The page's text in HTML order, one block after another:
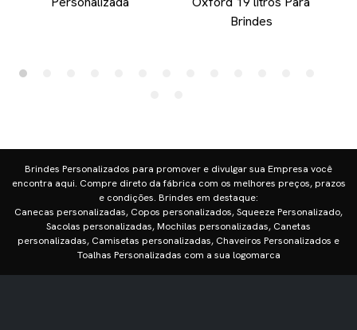
Brindes
Brindes Personalizados para promover e divulgar sua Empresa você
encontra aqui. Compre direto da fábrica com os melhores preços, prazos
e condições. Brindes em destaque:
Canecas personalizadas, Copos personalizados, Squeeze Personalizado,
Sacolas personalizadas, Mochilas personalizadas, Canetas
personalizadas, Camisetas personalizadas, Chaveiros Personalizados e
Toalhas Personalizadas com a sua logomarca